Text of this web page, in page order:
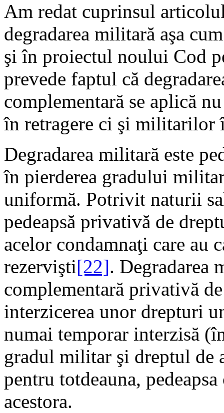
Am redat cuprinsul
degradarea militară aşa
şi în proiectul noului Cod
prevede faptul că
complementară se aplică
în retragere ci şi militarilor
Degradarea militară este
în pierderea gradului
uniformă. Potrivit naturii
pedeapsă privativă de
acelor condamnaţi care au
rezervişti[22]. Degradarea
complementară privativă
interzicerea unor drepturi
numai temporar interzisă
gradul militar şi dreptul de
pentru totdeauna,
acestora.